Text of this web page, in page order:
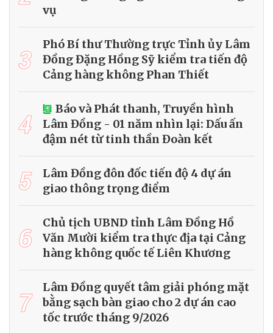
vụ
3
Phó Bí thư Thường trực Tỉnh ủy Lâm
Đồng Đặng Hồng Sỹ kiểm tra tiến độ
Cảng hàng không Phan Thiết
4
Báo và Phát thanh, Truyền hình
Lâm Đồng - 01 năm nhìn lại: Dấu ấn
đậm nét từ tinh thần Đoàn kết
5
Lâm Đồng đôn đốc tiến độ 4 dự án
giao thông trọng điểm
6
Chủ tịch UBND tỉnh Lâm Đồng Hồ
Văn Mười kiểm tra thực địa tại Cảng
hàng không quốc tế Liên Khương
7
Lâm Đồng quyết tâm giải phóng mặt
bằng sạch bàn giao cho 2 dự án cao
tốc trước tháng 9/2026